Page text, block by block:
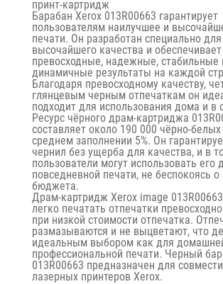
принт-картридж
Барабан Xerox 013R00663 гарантирует
пользователям наилучшее и
печати. ​​Он разработан специально
высочайшего качества и обеспечивает
превосходные, надежные, стабильные
динамичные результаты на каждой
Благодаря превосходному качеству,
глянцевым черным отпечаткам он
подходит для использования дома и в
Ресурс чёрного драм-картриджа
составляет около 190 000 чёрно-
среднем заполнении 5%. Он
чернил без ущерба для качества, и в
пользователи могут использовать его
повседневной печати, не беспокоясь
бюджета.
Драм-картридж Xerox image
легко печатать отпечатки
при низкой стоимости отпечатка.
размазываются и не выцветают, что
идеальным выбором как для
профессиональной печати. ​​Черный
013R00663 предназначен для
лазерных принтеров Xerox.